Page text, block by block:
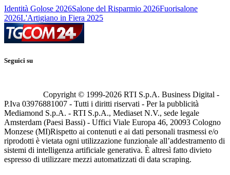
Identità Golose 2026Salone del Risparmio 2026Fuorisalone
2026L'Artigiano in Fiera 2025
Seguici su
Copyright © 1999-2026 RTI S.p.A. Business Digital -
P.Iva 03976881007 - Tutti i diritti riservati - Per la pubblicità
Mediamond S.p.A. - RTI S.p.A., Mediaset N.V., sede legale
Amsterdam (Paesi Bassi) - Uffici Viale Europa 46, 20093 Cologno
Monzese (MI)Rispetto ai contenuti e ai dati personali trasmessi e/o
riprodotti è vietata ogni utilizzazione funzionale all’addestramento di
sistemi di intelligenza artificiale generativa. È altresì fatto divieto
espresso di utilizzare mezzi automatizzati di data scraping.